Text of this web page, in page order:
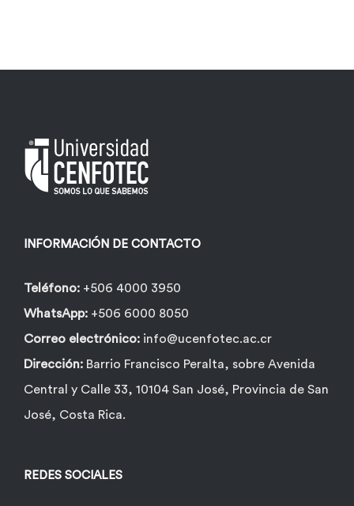
INFORMACIÓN DE CONTACTO
Teléfono: +506 4000 3950
WhatsApp: +506 6000 8050
Correo electrónico: info@ucenfotec.ac.cr
Dirección: Barrio Francisco Peralta, sobre Avenida
Central y Calle 33, 10104 San José, Provincia de San
José, Costa Rica.
REDES SOCIALES